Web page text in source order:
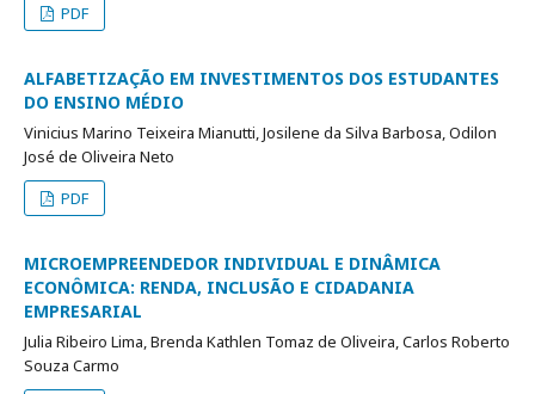
PDF
ALFABETIZAÇÃO EM INVESTIMENTOS DOS ESTUDANTES
DO ENSINO MÉDIO
Vinicius Marino Teixeira Mianutti, Josilene da Silva Barbosa, Odilon
José de Oliveira Neto
PDF
MICROEMPREENDEDOR INDIVIDUAL E DINÂMICA
ECONÔMICA: RENDA, INCLUSÃO E CIDADANIA
EMPRESARIAL
Julia Ribeiro Lima, Brenda Kathlen Tomaz de Oliveira, Carlos Roberto
Souza Carmo